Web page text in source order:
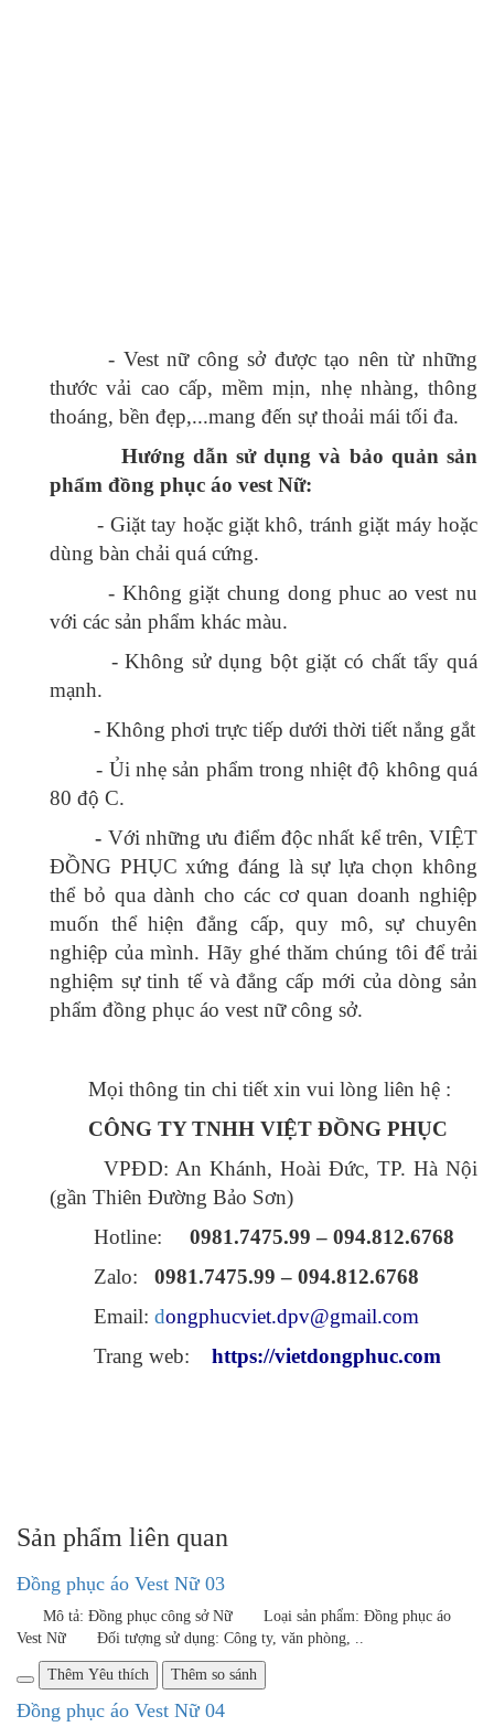
VPĐD: An Khánh, Hoài Đức, TP. Hà Nội
(gần Thiên Đường Bảo Sơn)
Hotline:0981.7475.99 – 094.812.6768
Zalo:0981.7475.99 – 094.812.6768
Email: dongphucviet.dpv@gmail.com
Trang web:
https://vietdongphuc.com
Sản phẩm liên quan
Đồng phục áo Vest Nữ 03
Mô tả: Đồng phục công sở Nữ Loại sản phẩm: Đồng phục áo
Thêm Yêu thích Thêm so sánh
Đồng phục áo Vest Nữ 04
Mô tả: Đồng phục công sở Nữ Loại sản phẩm: Đồng phục áo
Vest Nữ Đối tượng sử dụng: Công t..
Thêm Yêu thích Thêm so sánh
Đồng phục áo Vest Nữ 10
Mô tả: Đồng phục công sở Nữ Loại sản phẩm: Đồng phục áo
Vest Nữ Đối tượng sử dụng: Công t..
Thêm Yêu thích Thêm so sánh
Đồng phục áo Vest Nữ 14
Vest Nữ Đối tượng sử dụng: Công ty..
Thêm Yêu thích Thêm so sánh
Đồng phục áo Vest Nữ 18
Vest Nữ Đối tượng sử dụng: Công ty, quản lý, lễ..
Thêm Yêu thích Thêm so sánh
Đồng phục áo Vest Nữ 19
Mô tả: Đồng phục công sở Nữ Loại sản phẩm: Đồng phục áo
Vest Nữ Đối tượng sử dụng: Công ty, cơ quan, văn ph&og..